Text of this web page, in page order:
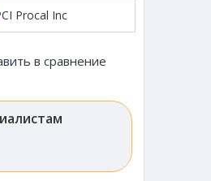
в сравнение